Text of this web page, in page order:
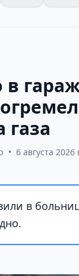
в
• 6 августа 2026
в